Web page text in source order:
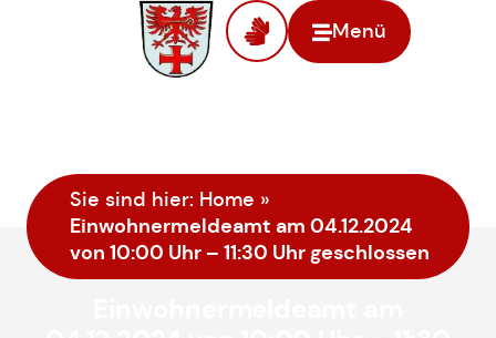
Menü
Sie sind hier: Home »
Einwohnermeldeamt am 04.12.2024
von 10:00 Uhr – 11:30 Uhr geschlossen